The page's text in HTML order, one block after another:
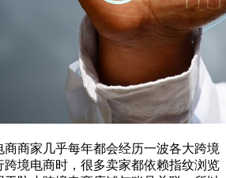
商家几乎每年都会经历一波各大跨境
境电商时，很多卖家都依赖指纹浏览